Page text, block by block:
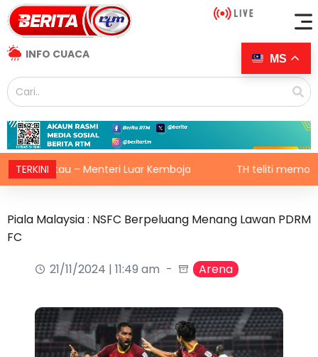
INFO CUACA
TERKINI– Menteri Luar Kemboja TH teliti memorandum
Piala Malaysia : NSFC Berpeluang Menang Lawan PDRM
FC
21/11/2024 | 11:49 am
Arena
MS